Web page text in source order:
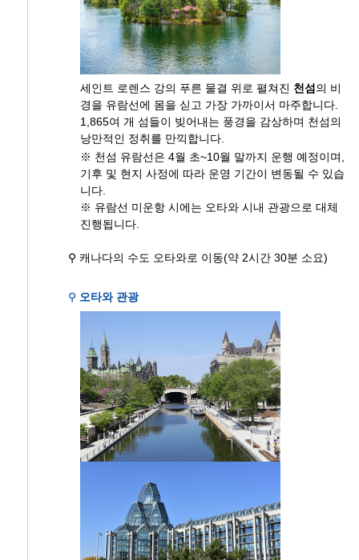
세인트 로렌스 강의 푸른 물결 위로 펼쳐진 천섬 의 비
경을 유람선에 몸을 싣고 가장 가까이서 마주합니다.
1,865여 개 섬들이 빚어내는 풍경을 감상하며 천섬의
낭만적인 정취를 만끽합니다.
※ 천섬 유람선은 4월 초~10월 말까지 운행 예정이며,
기후 및 현지 사정에 따라 운영 기간이 변동될 수 있습
니다.
※ 유람선 미운항 시에는 오타와 시내 관광으로 대체
진행됩니다.
⚲ 캐나다의 수도 오타와로 이동(약 2시간 30분 소요)
⚲ 오타와 관광